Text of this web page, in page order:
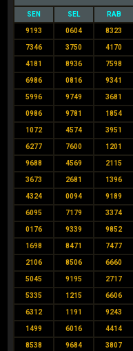
SEN SEL RAB
9193 0604 8323
7346 3750 4170
4181 8936 7598
6986 0816 9341
5996 9749 3681
0986 9781 1854
1072 4574 3951
6277 7600 1201
9688 4569 2115
3673 2681 1396
4324 0094 9189
6095 7179 3374
0176 9339 9852
1698 8471 7477
2106 8506 6660
5045 9195 2717
5335 1215 6606
6312 1191 9243
1499 6016 4414
8538 9684 3807